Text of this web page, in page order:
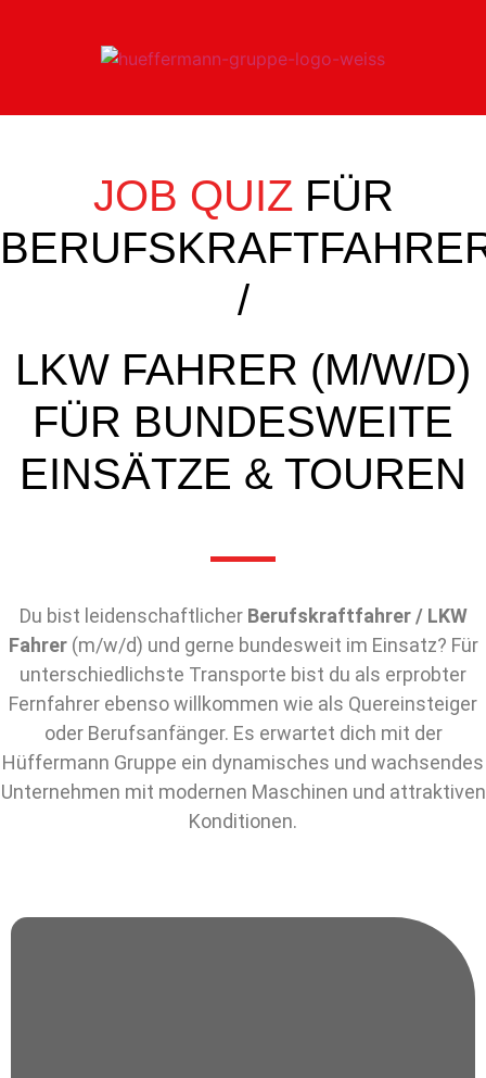
JOB QUIZFÜR
/
LKW FAHRER (M/W/D)
FÜR BUNDESWEITE
EINSÄTZE & TOUREN
Du bist leidenschaftlicher Berufskraftfahrer / LKW
Fahrer(m/w/d) und gerne bundesweit im Einsatz? Für
unterschiedlichste Transporte bist du als erprobter
Fernfahrer ebenso willkommen wie als Quereinsteiger
oder Berufsanfänger. Es erwartet dich mit der
Hüffermann Gruppe ein dynamisches und wachsendes
Unternehmen mit modernen Maschinen und attraktiven
Konditionen.